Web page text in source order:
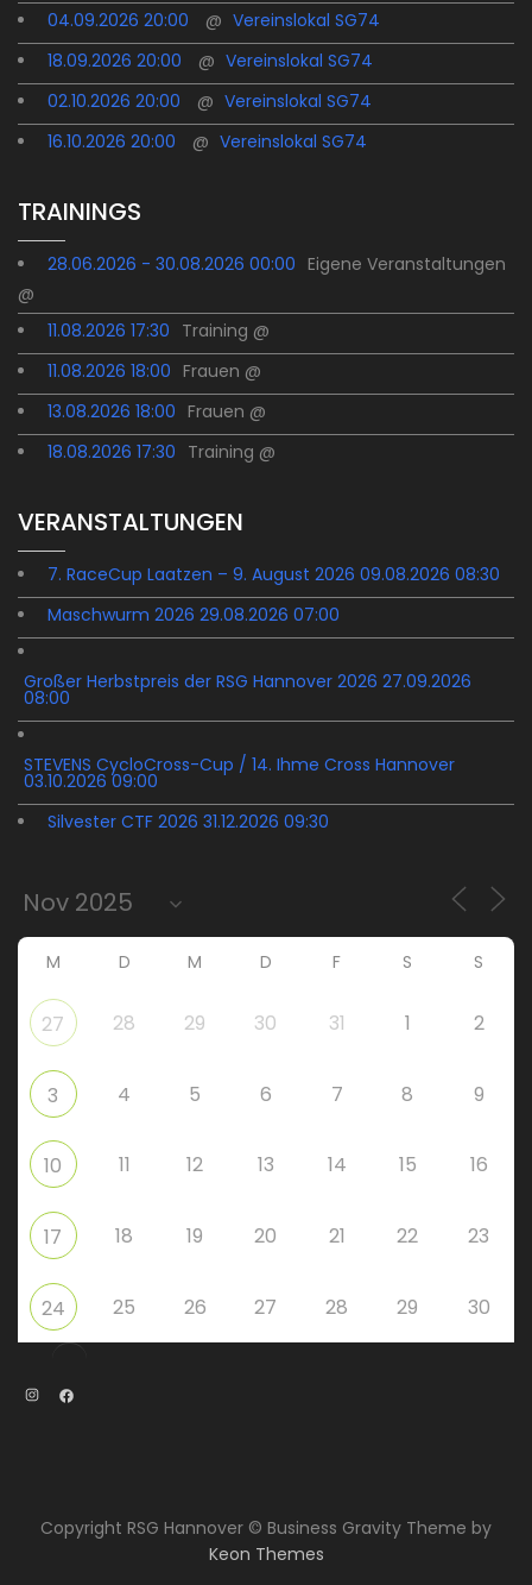
04.09.2026 20:00
@ Vereinslokal SG74
18.09.2026 20:00
@ Vereinslokal SG74
02.10.2026 20:00
@ Vereinslokal SG74
16.10.2026 20:00
@ Vereinslokal SG74
TRAININGS
28.06.2026 - 30.08.2026 00:00 Eigene Veranstaltungen
@
11.08.2026 17:30 Training @
11.08.2026 18:00 Frauen @
13.08.2026 18:00 Frauen @
18.08.2026 17:30 Training @
VERANSTALTUNGEN
7. RaceCup Laatzen – 9. August 2026 09.08.2026 08:30
Maschwurm 2026 29.08.2026 07:00
Großer Herbstpreis der RSG Hannover 2026 27.09.2026
08:00
STEVENS CycloCross-Cup / 14. Ihme Cross Hannover
03.10.2026 09:00
Silvester CTF 2026 31.12.2026 09:30
M D M D F S S
27 28 29 30 31 1 2
3 4 5 6 7 8 9
10 11 12 13 14 15 16
17 18 19 20 21 22 23
24 25 26 27 28 29 30
Copyright RSG Hannover © Business Gravity Theme by
Keon Themes